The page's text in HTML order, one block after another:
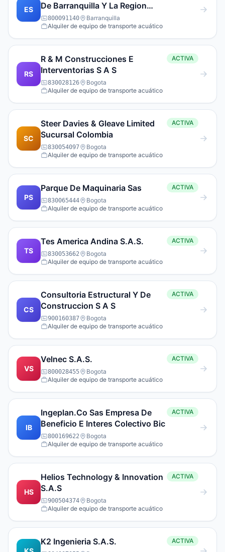
ES
De Barranquilla Y La Region
Caribe S.A. Sigla Edubar S.A.
800091140
Barranquilla
Alquiler de equipo de transporte acuático
RS
R & M Construcciones E
Interventorias S A S
ACTIVA
830028126
Bogota
Alquiler de equipo de transporte acuático
SC
Steer Davies & Gleave Limited
Sucursal Colombia
ACTIVA
830054097
Bogota
Alquiler de equipo de transporte acuático
PS
Parque De Maquinaria Sas ACTIVA
830065444
Bogota
Alquiler de equipo de transporte acuático
TS
Tes America Andina S.A.S. ACTIVA
830053662
Bogota
Alquiler de equipo de transporte acuático
CS
Consultoria Estructural Y De
Construccion S A S
ACTIVA
900160387
Bogota
Alquiler de equipo de transporte acuático
VS
Velnec S.A.S. ACTIVA
800028455
Bogota
Alquiler de equipo de transporte acuático
IB
Ingeplan.Co Sas Empresa De
Beneficio E Interes Colectivo Bic
ACTIVA
800169622
Bogota
Alquiler de equipo de transporte acuático
HS
Helios Technology & Innovation
S.A.S
ACTIVA
900504374
Bogota
Alquiler de equipo de transporte acuático
K2 Ingenieria S.A.S. ACTIVA